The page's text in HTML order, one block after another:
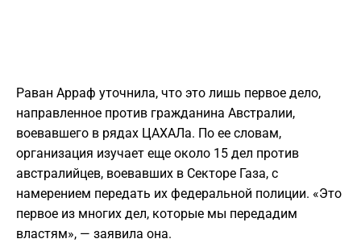
Раван Арраф уточнила, что это лишь первое дело,
направленное против гражданина Австралии,
воевавшего в рядах ЦАХАЛа. По ее словам,
организация изучает еще около 15 дел против
австралийцев, воевавших в Секторе Газа, с
намерением передать их федеральной полиции. «Это
первое из многих дел, которые мы передадим
властям», — заявила она.